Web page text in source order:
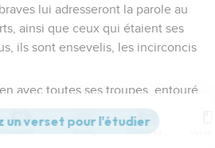
lui adresseront la parole au
ainsi que ceux qui étaient ses
ils sont ensevelis, les incirconcis
avec toutes ses troupes, entouré
morts, victimes de l’épée.
placés dans les profondeurs de la
Commentaires Strong